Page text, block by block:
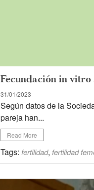
Fecundación in
31/01/2023
Según datos de la
pareja han...
Read More
Tags: fertilidad, fertilidad